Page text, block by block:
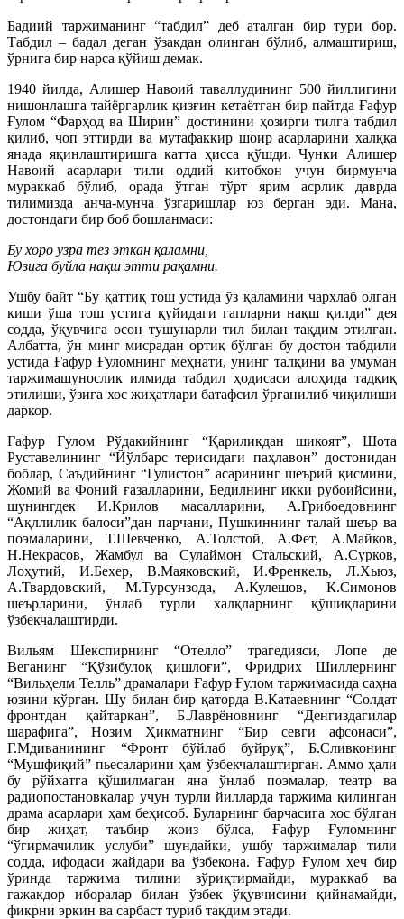
Бадиий таржиманинг “табдил” деб аталган бир тури бор.
Табдил – бадал деган ўзакдан олинган бўлиб, алмаштириш,
ўрнига бир нарса қўйиш демак.
1940 йилда, Алишер Навоий таваллудининг 500 йиллигини
нишонлашга тайёргарлик қизғин кетаётган бир пайтда Ғафур
Ғулом “Фарҳод ва Ширин” достинини ҳозирги тилга табдил
қилиб, чоп эттирди ва мутафаккир шоир асарларини халққа
янада яқинлаштиришга катта ҳисса қўшди. Чунки Алишер
Навоий асарлари тили оддий китобхон учун бирмунча
мураккаб бўлиб, орада ўтган тўрт ярим асрлик даврда
тилимизда анча-мунча ўзгаришлар юз берган эди. Мана,
достондаги бир боб бошланмаси:
Бу хоро узра тез эткан қаламни,
Юзига буйла нақш этти рақамни.
Ушбу байт “Бу қаттиқ тош устида ўз қаламини чархлаб олган
киши ўша тош устига қуйидаги гапларни нақш қилди” дея
содда, ўқувчига осон тушунарли тил билан тақдим этилган.
Албатта, ўн минг мисрадан ортиқ бўлган бу достон табдили
устида Ғафур Ғуломнинг меҳнати, унинг талқини ва умуман
таржимашунослик илмида табдил ҳодисаси алоҳида тадқиқ
этилиши, ўзига хос жиҳатлари батафсил ўрганилиб чиқилиши
даркор.
Ғафур Ғулом Рўдакийнинг “Қариликдан шикоят”, Шота
Руставелининг “Йўлбарс терисидаги паҳлавон” достонидан
боблар, Саъдийнинг “Гулистон” асарининг шеърий қисмини,
Жомий ва Фоний ғазалларини, Бедилнинг икки рубоийсини,
шунингдек И.Крилов масалларини, А.Грибоедовнинг
“Ақллилик балоси”дан парчани, Пушкиннинг талай шеър ва
поэмаларини, Т.Шевченко, А.Толстой, А.Фет, А.Майков,
Н.Некрасов, Жамбул ва Сулаймон Стальский, А.Сурков,
Лоҳутий, И.Бехер, В.Маяковский, И.Френкель, Л.Хьюз,
А.Твардовский, М.Турсунзода, А.Кулешов, К.Симонов
шеърларини, ўнлаб турли халқларнинг қўшиқларини
ўзбекчалаштирди.
Вильям Шекспирнинг “Отелло” трагедияси, Лопе де
Веганинг “Қўзибулоқ қишлоғи”, Фридрих Шиллернинг
“Вильҳелм Телль” драмалари Ғафур Ғулом таржимасида саҳна
юзини кўрган. Шу билан бир қаторда В.Катаевнинг “Солдат
фронтдан қайтаркан”, Б.Лаврёновнинг “Денгиздагилар
шарафига”, Нозим Ҳикматнинг “Бир севги афсонаси”,
Г.Мдиванининг “Фронт бўйлаб буйруқ”, Б.Сливконинг
“Мушфиқий” пьесаларини ҳам ўзбекчалаштирган. Аммо ҳали
бу рўйхатга қўшилмаган яна ўнлаб поэмалар, театр ва
радиопостановкалар учун турли йилларда таржима қилинган
драма асарлари ҳам беҳисоб. Буларнинг барчасига хос бўлган
бир жиҳат, таъбир жоиз бўлса, Ғафур Ғуломнинг
“ўгирмачилик услуби” шундайки, ушбу таржималар тили
содда, ифодаси жайдари ва ўзбекона. Ғафур Ғулом ҳеч бир
ўринда таржима тилини зўриқтирмайди, мураккаб ва
гажакдор иборалар билан ўзбек ўқувчисини қийнамайди,
фикрни эркин ва сарбаст туриб тақдим этади.